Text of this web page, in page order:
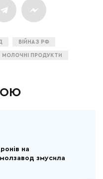
ВІЙНА З РФ
МОЛОЧНІ ПРОДУКТИ
на
змусила